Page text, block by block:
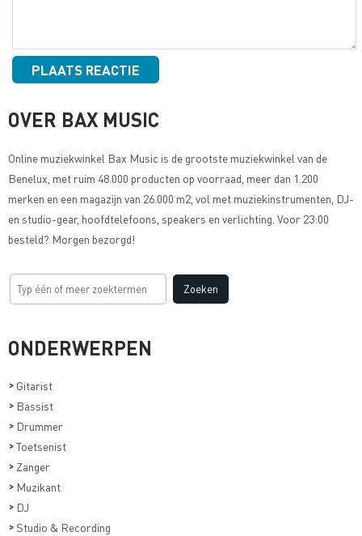
OVER BAX MUSIC
Online muziekwinkel Bax Music is de grootste muziekwinkel van de
Benelux, met ruim 48.000 producten op voorraad, meer dan 1.200
merken en een magazijn van 26.000 m2, vol met muziekinstrumenten, DJ-
en studio-gear, hoofdtelefoons, speakers en verlichting. Voor 23:00
besteld? Morgen bezorgd!
ONDERWERPEN
> Gitarist
> Bassist
> Drummer
>Toetsenist
> Zanger
> Muzikant
> DJ
> Studio & Recording